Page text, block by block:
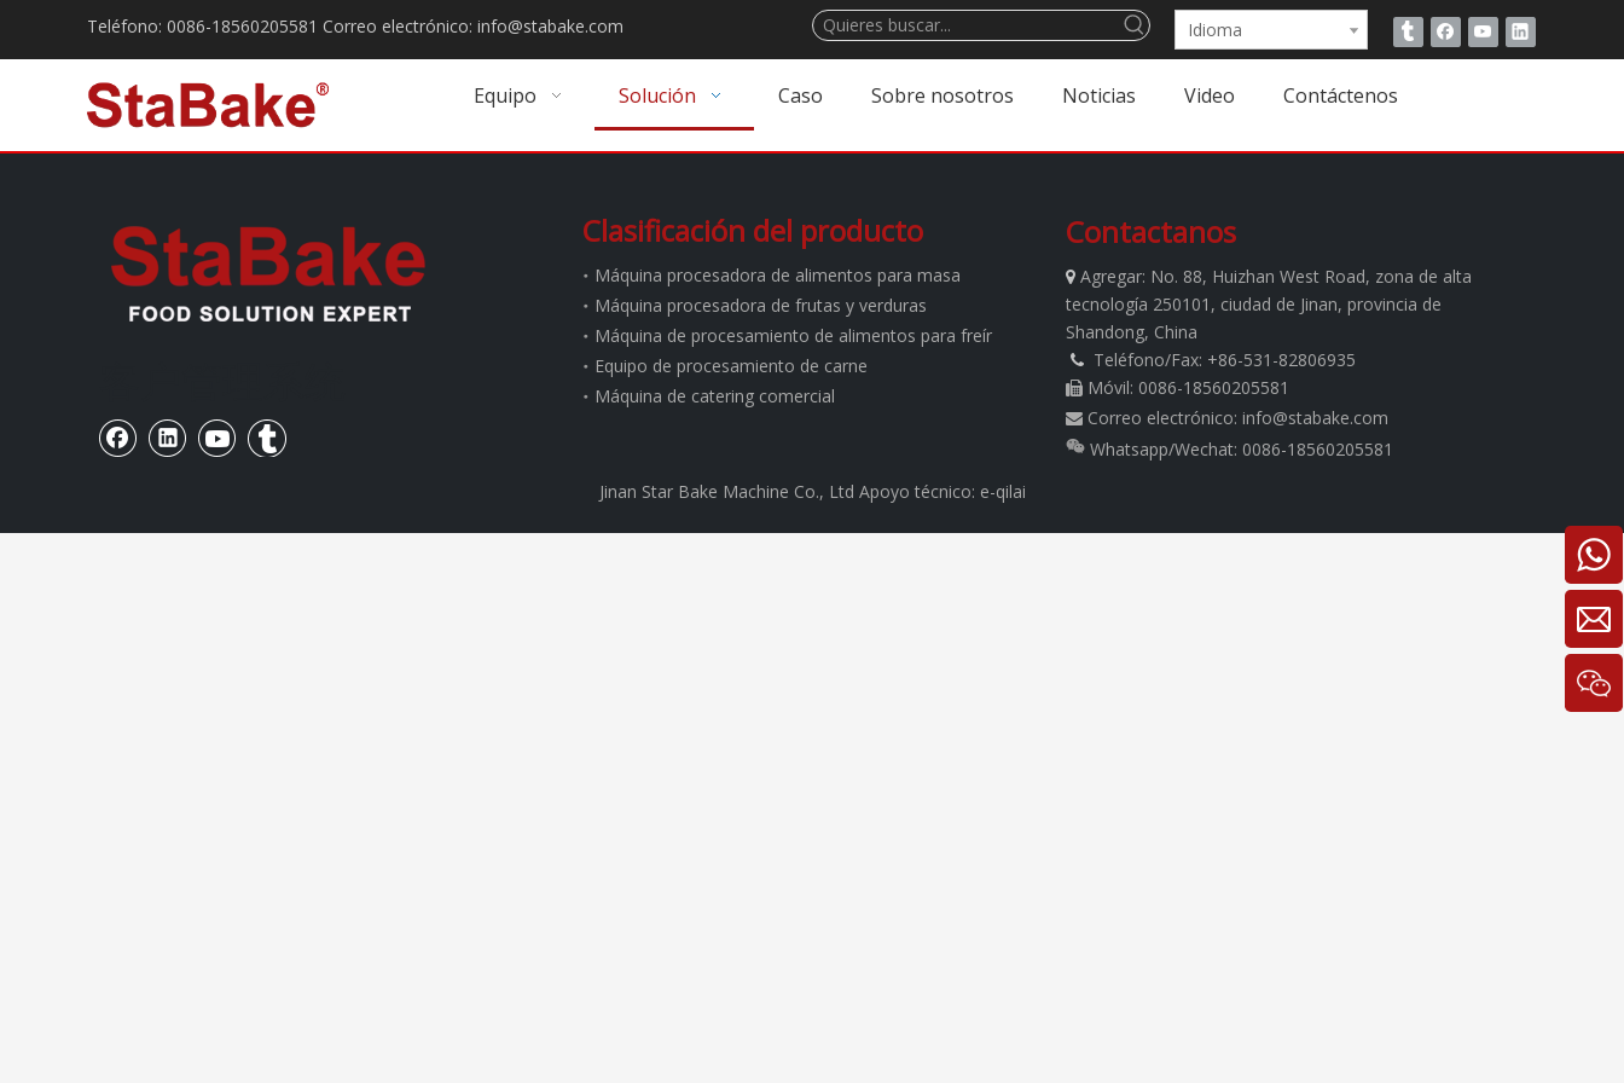
Teléfono: 0086-18560205581 Correo electrónico: info@stabake.com Idioma
Equipo Solución Caso Sobre nosotros Noticias Video Contáctenos
Clasificación del producto
Máquina procesadora de alimentos para masa
Máquina procesadora de frutas y verduras
Máquina de procesamiento de alimentos para freír
Equipo de procesamiento de carne
Máquina de catering comercial
Contactanos
 Agregar: No. 88, Huizhan West Road, zona de alta
tecnología 250101, ciudad de Jinan, provincia de
Shandong, China
 Teléfono/Fax: +86-531-82806935
 Móvil: 0086-18560205581
 Correo electrónico: info@stabake.com
Whatsapp/Wechat: 0086-18560205581
Jinan Star Bake Machine Co., Ltd Apoyo técnico: e-qilai